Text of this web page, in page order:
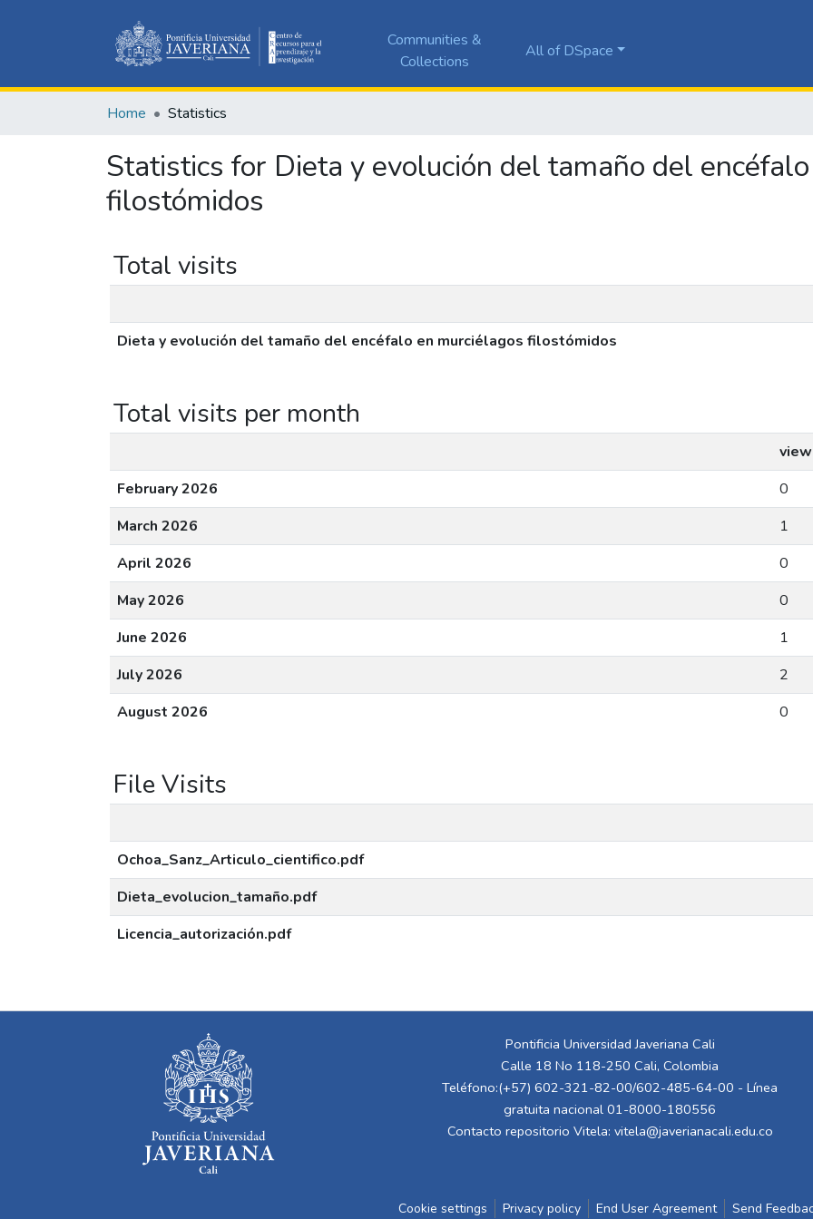
Communities &
Collections
All of DSpace
Home Statistics
Statistics for Dieta y evolución del tamaño del
filostómidos
Total visits
Dieta y evolución del tamaño del encéfalo en murciélagos filostómidos
Total visits per month
February 2026
0
March 2026
1
April 2026
0
May 2026
0
June 2026
1
July 2026
2
August 2026
0
File Visits
Ochoa_Sanz_Articulo_cientifico.pdf
Dieta_evolucion_tamaño.pdf
Licencia_autorización.pdf
Pontificia Universidad Javeriana Cali
Calle 18 No 118-250 Cali, Colombia
Teléfono:(+57) 602-321-82-00/602-485-64-00 - Línea
gratuita nacional 01-8000-180556
Contacto repositorio Vitela: vitela@javerianacali.edu.co
Cookie settings Privacy policy End User Agreement Send